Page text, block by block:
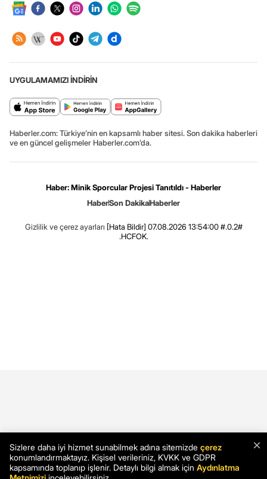
UYGULAMAMIZI İNDİRİN
Haberler.com: Türkiye’nin en kapsamlı haber sitesi. Son dakika haberleri
ve en güncel gelişmeler Haberler.com’da.
Haber: Minik Sporcular Projesi Tanıtıldı - Haberler
HaberSon DakikaHaberler
Gizlilik ve çerez ayarları [Hata Bildir] 07.08.2026 13:54:00 #.0.2#
.HCFOK.
×
Sizlere daha iyi hizmet sunabilmek adına sitemizde çerez
konumlandırmaktayız. Kişisel verileriniz, KVKK ve GDPR
kapsamında toplanıp işlenir. Detaylı bilgi almak için Aydınlatma